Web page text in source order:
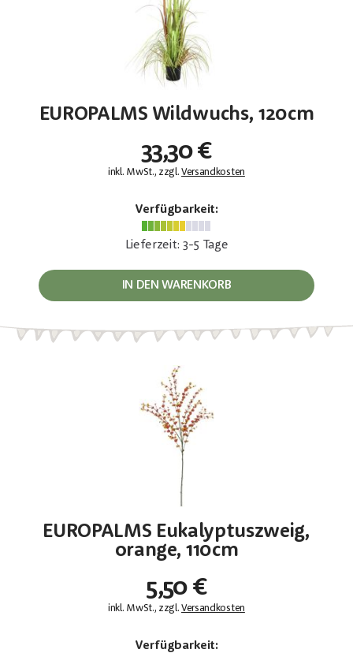
EUROPALMS Wildwuchs, 120cm
33,30 €
inkl. MwSt., zzgl.Versandkosten
Verfügbarkeit:
Lieferzeit: 3-5 Tage
IN DEN WARENKORB
EUROPALMS Eukalyptuszweig,
orange, 110cm
5,50 €
inkl. MwSt., zzgl.Versandkosten
Verfügbarkeit: